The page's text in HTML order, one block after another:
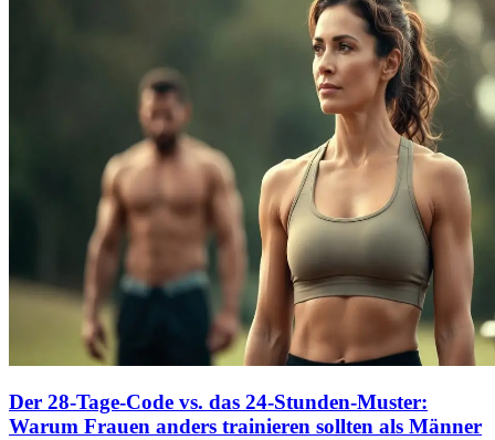
Der 28-Tage-Code vs. das 24-Stunden-Muster:
Warum Frauen anders trainieren sollten als Männer